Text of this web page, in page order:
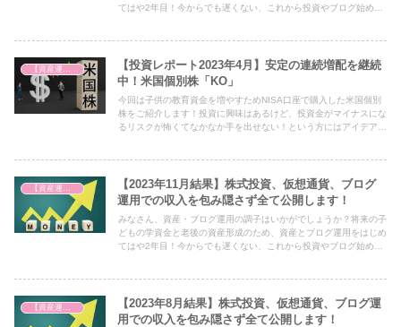
てはや2年目！今からでも遅くない、これから投資やブログ始める
【資産運用を始めました】
【投資レポート2023年4月】安定の連続増配を継続
中！米国個別株「KO」
今回は子供の教育資金を増やすためNISA口座で購入した米国個別
株をご紹介します！投資に興味はあるけど、投資金がマイナスにな
るリスクが怖くてなかなか手を出せない！という方にはアイデアの
【2023年11月結果】株式投資、仮想通貨、ブログ
運用での収入を包み隠さず全て公開します！
みなさん、資産・ブログ運用の調子はいかがでしょうか？将来の子
どもの学資金と老後の資産形成のため、資産とブログ運用をはじめ
てはや2年目！今からでも遅くない、これから投資やブログ始める
【2023年8月結果】株式投資、仮想通貨、ブログ運
用での収入を包み隠さず全て公開します！